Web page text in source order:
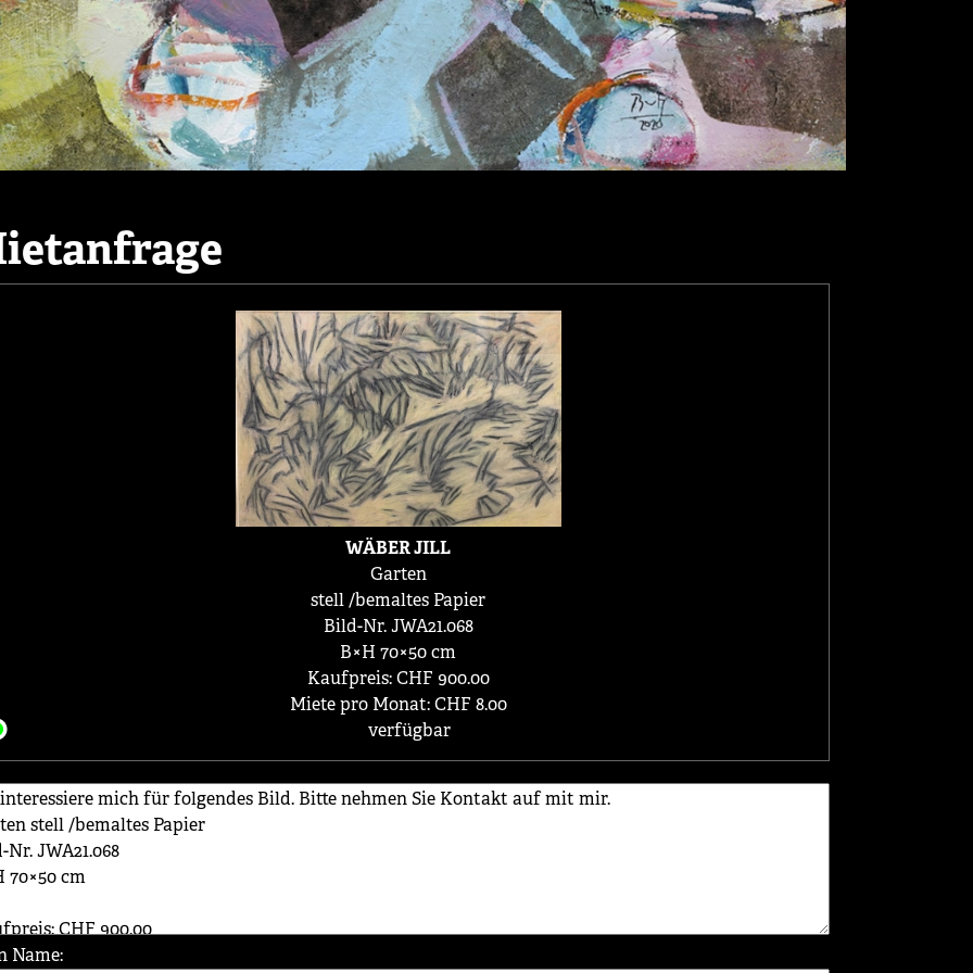
WÄBER JILL
Garten
stell /bemaltes Papier
Bild-Nr. JWA21.068
B×H 70×50 cm
Kaufpreis: CHF 900.00
Miete pro Monat: CHF 8.00
verfügbar
Name: